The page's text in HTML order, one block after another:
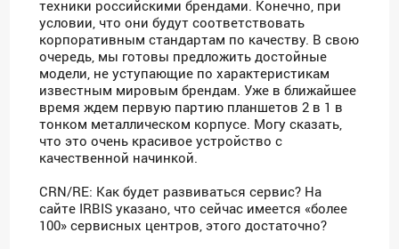
техники российскими брендами. Конечно, при
условии, что они будут соответствовать
корпоративным стандартам по качеству. В свою
очередь, мы готовы предложить достойные
модели, не уступающие по характеристикам
известным мировым брендам. Уже в ближайшее
время ждем первую партию планшетов 2 в 1 в
тонком металлическом корпусе. Могу сказать,
что это очень красивое устройство с
качественной начинкой.
CRN/RE: Как будет развиваться сервис? На
сайте IRBIS указано, что сейчас имеется «более
100» сервисных центров, этого достаточно?